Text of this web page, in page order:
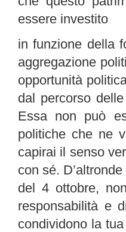
essere investito
in funzione della
aggregazione
opportunità
dal percorso
Essa non può
politiche che ne
capirai il senso
con sé.
del 4 ottobre,
responsabilità e
condividono la